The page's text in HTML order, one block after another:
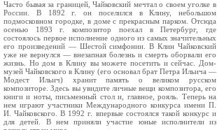
Часто бывая за границей, Чайковский мечтал о своем уголке в
России. В 1892 г. он поселился в Клину, небольшом
подмосковном городке, в доме с прекрасным парком. Отсюда
осенью 1893 г. композитор поехал в Петербург, где
состоялось первое исполнение одного из самых значительных
его произведений — Шестой симфонии. В Клин Чайковский
уже не вернулся — внезапная болезнь и смерть оборвали его
жизнь. Но дом в Клину вы можете посетить и сейчас. Дом-
музей Чайковского в Клину (его основал брат Петра Ильича —
Модест Ильич) хранит память о великом русском
композиторе. Здесь вы увидите личные вещи композитора, его
книги и ноты, письменный стол и, главное, рояль. Теперь на
нем играют участники Международного конкурса имени П.
И. Чайковского. В 1992 г. впервые состоялся такой конкурс и
для детей. В нем приняли участие юные исполнители из